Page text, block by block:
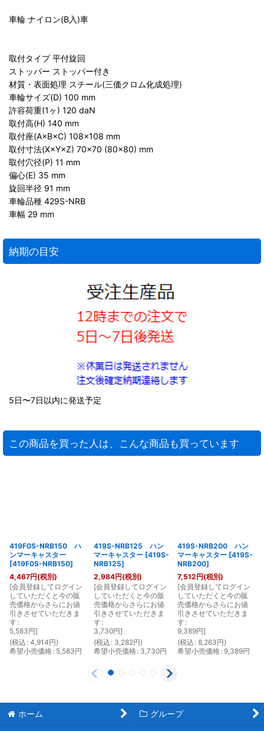
車輪 ナイロン(B入)車
取付タイプ 平付旋回
ストッパー ストッパー付き
材質・表面処理 スチール(三価クロム化成処理)
車輪サイズ(D) 100 mm
許容荷重(1ヶ) 120 daN
取付高(H) 140 mm
取付座(A×B×C) 108×108 mm
取付寸法(X×Y×Z) 70×70 (80×80) mm
取付穴径(P) 11 mm
偏心(E) 35 mm
旋回半径 91 mm
車輪品種 429S-NRB
車幅 29 mm
納期の目安
5日〜7日以内に発送予定
この商品を買った人は、こんな商品も買っています
419F0S-NRB150 ハ
ンマーキャスター
[419F0S-NRB150]
4,467円(税別)
[会員登録してログイン
していただくと今の販
売価格からさらにお値
引きさせていただきま
す :
5,583円]
(税込 : 4,914円)
希望小売価格: 5,583円
419S-NRB125 ハン
マーキャスター [419S-
NRB125]
2,984円(税別)
[会員登録してログイン
していただくと今の販
売価格からさらにお値
引きさせていただきま
す :
3,730円]
(税込 : 3,282円)
希望小売価格: 3,730円
419S-NRB200 ハン
マーキャスター [419S-
NRB200]
7,512円(税別)
[会員登録してログイン
していただくと今の販
売価格からさらにお値
引きさせていただきま
す :
9,389円]
(税込 : 8,263円)
希望小売価格: 9,389円
ホーム グループ